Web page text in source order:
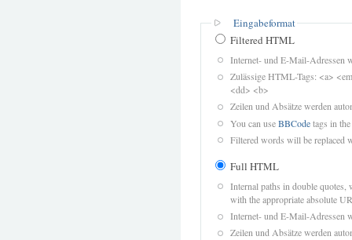
Eingabeformat
Filtered HTML
Internet- und E-Mail-Adressen
Zulässige HTML-Tags: <a>
<dd> <b>
Zeilen und Absätze werden
You can useBBCodetags in
Filtered words will be replaced
Full HTML
Internal paths in double quotes,
with the appropriate absolute
Internet- und E-Mail-Adressen
Zeilen und Absätze werden